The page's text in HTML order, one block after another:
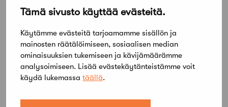
Tämä sivusto käyttää evästeitä.
Käytämme evästeitä tarjoamamme sisällön ja
mainosten räätälöimiseen, sosiaalisen median
ominaisuuksien tukemiseen ja kävijämäärämme
analysoimiseen. Lisää evästekäytänteistämme voit
käydä lukemassa täällä.